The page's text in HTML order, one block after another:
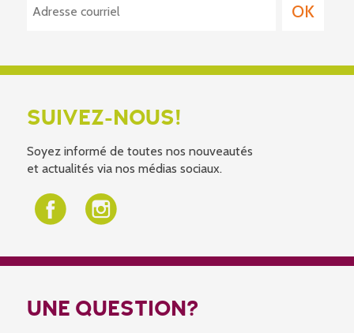
SUIVEZ-NOUS!
Soyez informé de toutes nos nouveautés
et actualités via nos médias sociaux.
UNE QUESTION?